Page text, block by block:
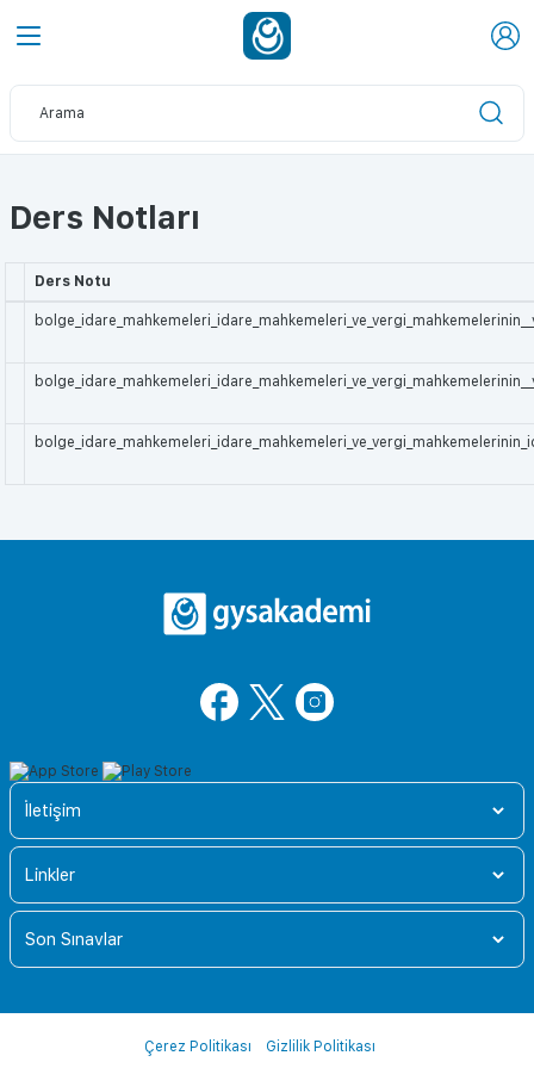
Ders Notları
Ders Notu
İletişim
Linkler
Son Sınavlar
Çerez Politikası Gizlilik Politikası